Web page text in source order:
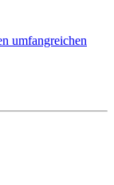
umfangreichen